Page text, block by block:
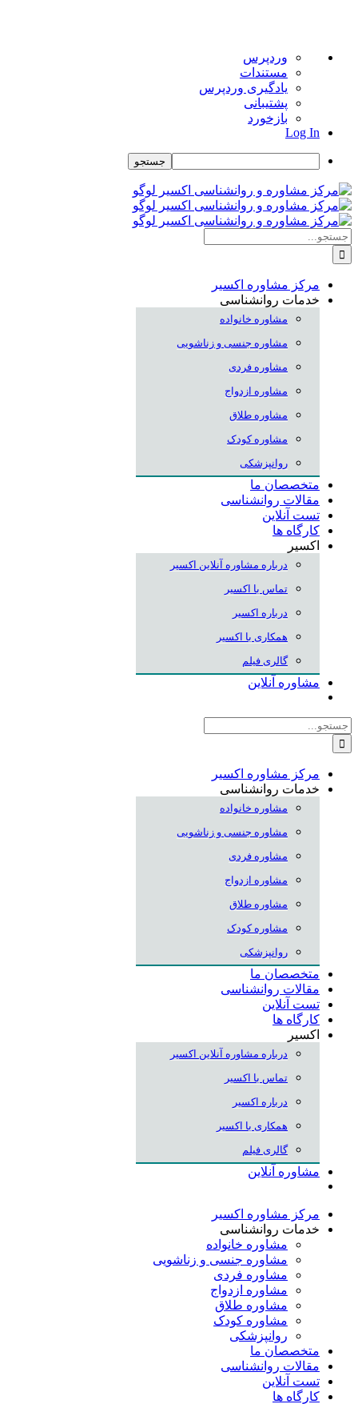
درباره
وردپرس
وردپرس
مستندات
یادگیری وردپرس
پشتیبانی
بازخورد
Log In
جستجو
Skip
to
content
جستجو
برای:
مرکز مشاوره اکسیر
خدمات روانشناسی
مشاوره خانواده
مشاوره جنسی و زناشویی
مشاوره فردی
مشاوره ازدواج
مشاوره طلاق
مشاوره کودک
روانپزشکی
متخصصان ما
مقالات روانشناسی
تست آنلاین
کارگاه ها
اکسیر
درباره مشاوره آنلاین اکسیر
تماس با اکسیر
درباره اکسیر
همکاری با اکسیر
گالری فیلم
مشاوره آنلاین
جستجو
برای:
مرکز مشاوره اکسیر
خدمات روانشناسی
مشاوره خانواده
مشاوره جنسی و زناشویی
مشاوره فردی
مشاوره ازدواج
مشاوره طلاق
مشاوره کودک
روانپزشکی
متخصصان ما
مقالات روانشناسی
تست آنلاین
کارگاه ها
اکسیر
درباره مشاوره آنلاین اکسیر
تماس با اکسیر
درباره اکسیر
همکاری با اکسیر
گالری فیلم
مشاوره آنلاین
مرکز مشاوره اکسیر
خدمات روانشناسی
مشاوره خانواده
مشاوره جنسی و زناشویی
مشاوره فردی
مشاوره ازدواج
مشاوره طلاق
مشاوره کودک
روانپزشکی
متخصصان ما
مقالات روانشناسی
تست آنلاین
کارگاه ها